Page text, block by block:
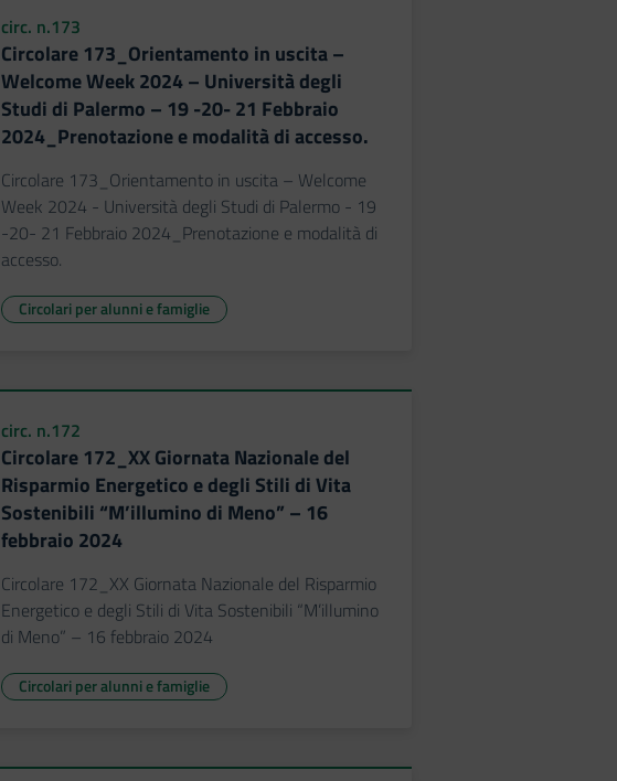
circ. n.173
Circolare 173_Orientamento in uscita –
Welcome Week 2024 – Università degli
Studi di Palermo – 19 -20- 21 Febbraio
2024_Prenotazione e modalità di accesso.
Circolare 173_Orientamento in uscita – Welcome
Week 2024 - Università degli Studi di Palermo - 19
-20- 21 Febbraio 2024_Prenotazione e modalità di
accesso.
Circolari per alunni e famiglie
circ. n.172
Circolare 172_XX Giornata Nazionale del
Risparmio Energetico e degli Stili di Vita
Sostenibili “M’illumino di Meno” – 16
febbraio 2024
Circolare 172_XX Giornata Nazionale del Risparmio
Energetico e degli Stili di Vita Sostenibili “M’illumino
di Meno” – 16 febbraio 2024
Circolari per alunni e famiglie